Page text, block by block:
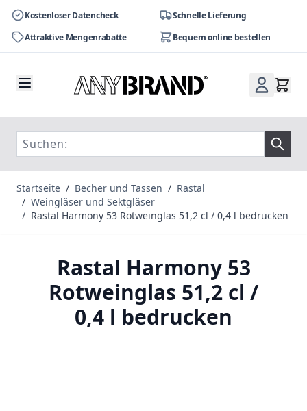
Kostenloser Datencheck
Schnelle Lieferung
Attraktive Mengenrabatte
Bequem online bestellen
Startseite / Becher und Tassen / Rastal
/ Weingläser und Sektgläser
/ Rastal Harmony 53 Rotweinglas 51,2 cl / 0,4 l bedrucken
Rastal Harmony 53
Rotweinglas 51,2 cl /
0,4 l bedrucken